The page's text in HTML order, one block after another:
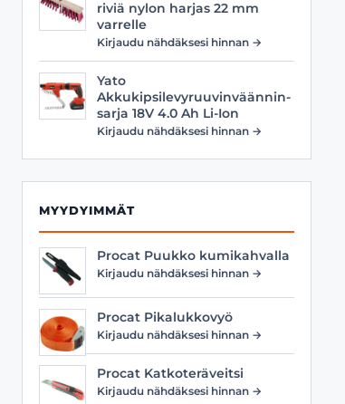
riviä nylon harjas 22 mm
varrelle
Kirjaudu nähdäksesi hinnan →
Yato
Akkukipsilevyruuvinväännin-
sarja 18V 4.0 Ah Li-Ion
Kirjaudu nähdäksesi hinnan →
MYYDYIMMÄT
Procat Puukko kumikahvalla
Kirjaudu nähdäksesi hinnan →
Procat Pikalukkovyö
Kirjaudu nähdäksesi hinnan →
Procat Katkoteräveitsi
Kirjaudu nähdäksesi hinnan →